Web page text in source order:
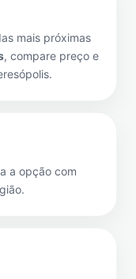
mais próximas
, compare preço e
.
a opção com